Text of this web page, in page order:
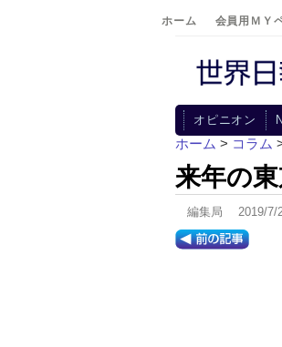
ホーム 会員用ＭＹ
オピニオン
ホーム > コラム
来年の
編集局 2019/